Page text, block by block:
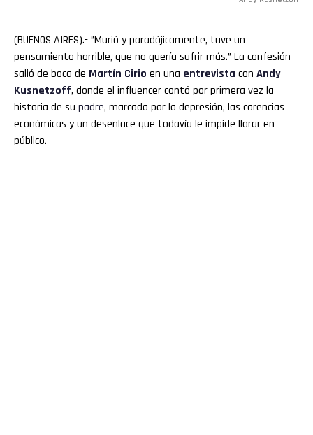
(BUENOS AIRES).- ”Murió y paradójicamente, tuve un
pensamiento horrible, que no quería sufrir más.” La confesión
salió de boca de Martín Cirio en una entrevista con Andy
Kusnetzoff, donde el influencer contó por primera vez la
historia de su padre, marcada por la depresión, las carencias
económicas y un desenlace que todavía le impide llorar en
público.